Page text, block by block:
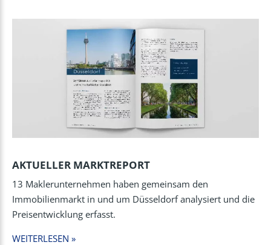
AKTUELLER MARKTREPORT
13 Maklerunternehmen haben gemeinsam den
Immobilienmarkt in und um Düsseldorf analysiert und die
Preisentwicklung erfasst.
WEITERLESEN »